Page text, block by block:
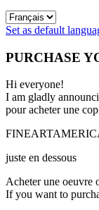
Set as default
PURCHASE
Hi everyone!
I am gladly
pour acheter une
juste en dessous
Acheter une oeuvre
If you want to